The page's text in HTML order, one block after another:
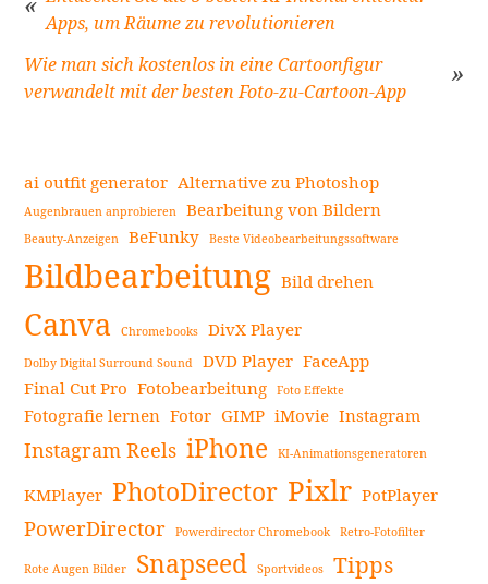
Beitragsnavigation
Apps, um Räume zu revolutionieren
Wie man sich kostenlos in eine Cartoonfigur
verwandelt mit der besten Foto-zu-Cartoon-App
Seitenleiste
ai outfit generator Alternative zu Photoshop
Augenbrauen anprobieren Bearbeitung von Bildern
Beauty-Anzeigen BeFunky Beste Videobearbeitungssoftware
Bildbearbeitung Bild drehen
Canva Chromebooks DivX Player
Dolby Digital Surround Sound DVD Player FaceApp
Final Cut Pro Fotobearbeitung Foto Effekte
Fotografie lernen Fotor GIMP iMovie Instagram
Instagram Reels iPhone KI-Animationsgeneratoren
KMPlayer PhotoDirector Pixlr PotPlayer
PowerDirector Powerdirector Chromebook Retro-Fotofilter
Rote Augen Bilder Snapseed Sportvideos Tipps